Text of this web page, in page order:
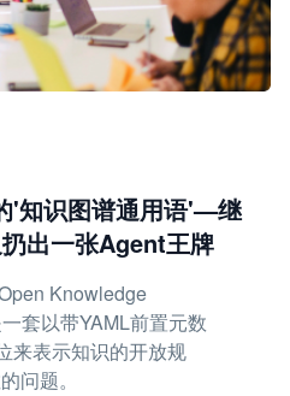
知识图谱通用语'—继
出一张Agent王牌
Knowledge
套以带YAML前置元数
来表示知识的开放规
问题。